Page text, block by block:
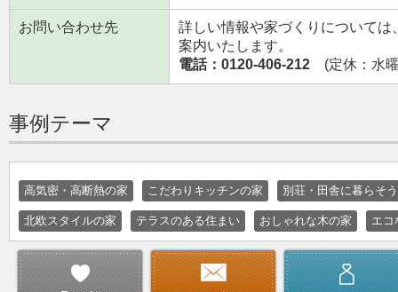
お問い合わせ先
詳しい情報や家づくりについて
案内いたします。
電話：0120-406-212 (定休：水
事例テーマ
高気密・高断熱の家 こだわりキッチンの家 別荘・田舎に暮らそう
北欧スタイルの家 テラスのある住まい おしゃれな木の家 エコ